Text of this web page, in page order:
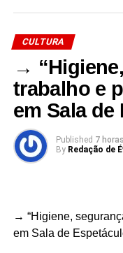
6 no Alentejo, 1 no
Com uma dotação
euros, o concurso
interesse público
fortalecimento das
inclusão, a criação e
baixa densidade;
integrem a
públicos; promover a
com o objetivo de
colaborativos
CULTURA
→
trabalho e
em Sala
Published 7
By Redação de
→ “Higiene,
em Sala de